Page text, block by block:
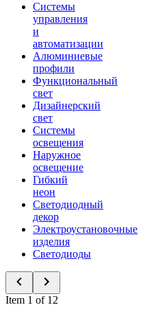
Системы
управления
и
автоматизации
Алюминиевые
профили
Функциональный
свет
Дизайнерский
свет
Системы
освещения
Наружное
освещение
Гибкий
неон
Светодиодный
декор
Электроустановочные
изделия
Светодиоды
Item 1 of 12